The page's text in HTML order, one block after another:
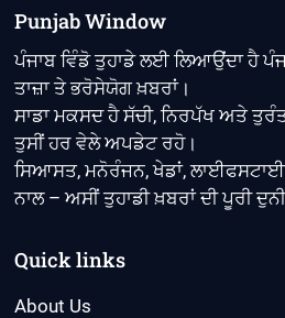
Punjab Window
ਪੰਜਾਬ ਵਿੰਡੋ ਤੁਹਾਡੇ ਲਈ ਲਿਆਉਂਦਾ ਹੈ
ਤਾਜ਼ਾ ਤੇ ਭਰੋਸੇਯੋਗ ਖ਼ਬਰਾਂ।
ਸਾਡਾ ਮਕਸਦ ਹੈ ਸੱਚੀ, ਨਿਰਪੱਖ ਅਤੇ
ਤੁਸੀਂ ਹਰ ਵੇਲੇ ਅਪਡੇਟ ਰਹੋ।
ਸਿਆਸਤ, ਮਨੋਰੰਜਨ, ਖੇਡਾਂ,
ਨਾਲ – ਅਸੀਂ ਤੁਹਾਡੀ ਖ਼ਬਰਾਂ ਦੀ ਪੂਰੀ
Quick links
About Us